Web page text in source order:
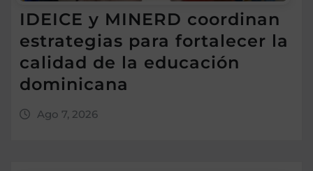
IDEICE y MINERD coordinan
estrategias para fortalecer la
calidad de la educación
dominicana
Ago 7, 2026